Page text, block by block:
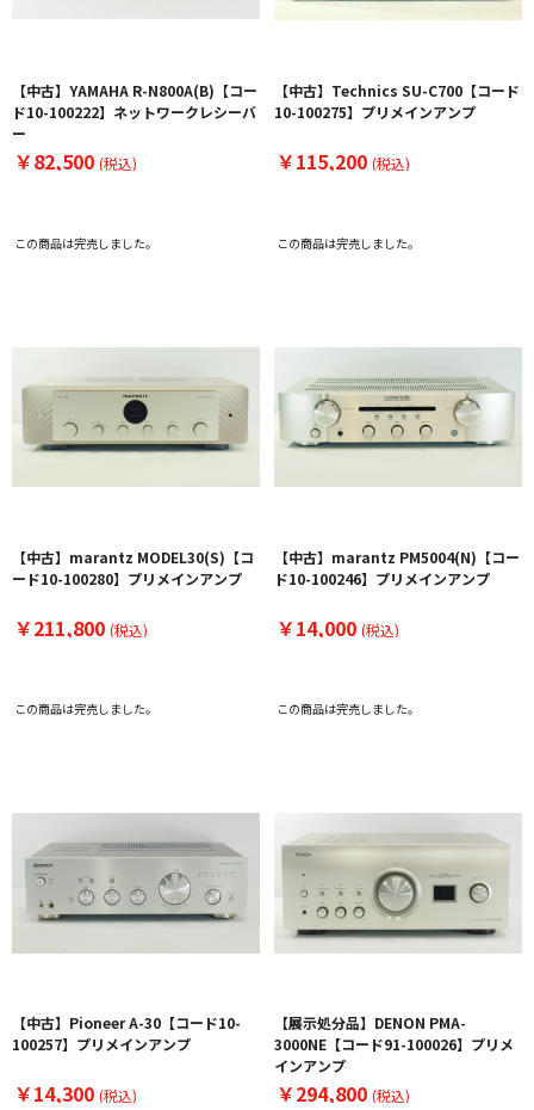
【中古】YAMAHA R-N800A(B)【コー
ド10-100222】ネットワークレシーバ
ー
￥82,500 (税込)
この商品は完売しました。
【中古】Technics SU-C700【コード
10-100275】プリメインアンプ
￥115,200 (税込)
この商品は完売しました。
【中古】marantz MODEL30(S)【コ
ード10-100280】プリメインアンプ
￥211,800 (税込)
この商品は完売しました。
【中古】marantz PM5004(N)【コー
ド10-100246】プリメインアンプ
￥14,000 (税込)
この商品は完売しました。
【中古】Pioneer A-30【コード10-
100257】プリメインアンプ
￥14,300 (税込)
【展示処分品】DENON PMA-
3000NE【コード91-100026】プリメ
インアンプ
￥294,800 (税込)